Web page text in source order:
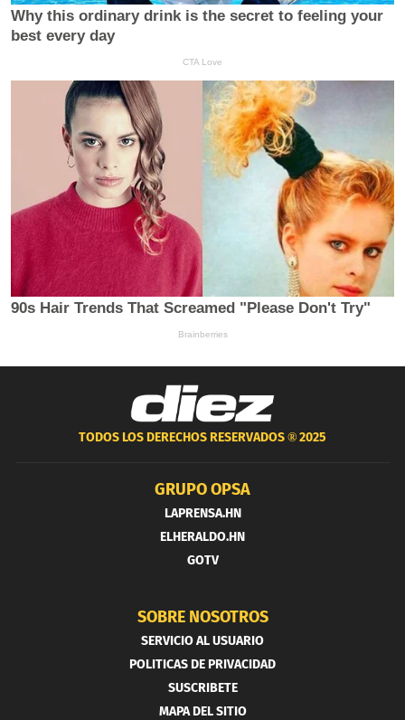
TODOS LOS DERECHOS RESERVADOS ®2025
GRUPO OPSA
LAPRENSA.HN
ELHERALDO.HN
GOTV
SOBRE NOSOTROS
SERVICIO AL USUARIO
POLITICAS DE PRIVACIDAD
SUSCRIBETE
MAPA DEL SITIO